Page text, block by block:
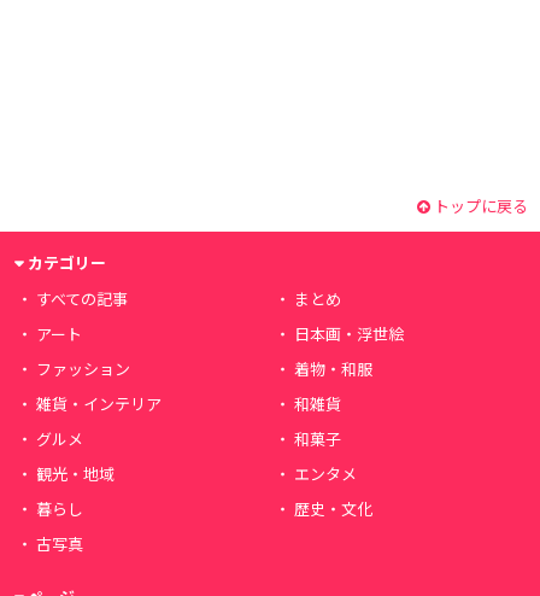
トップに戻る
カテゴリー
すべての記事
まとめ
アート
日本画・浮世絵
ファッション
着物・和服
雑貨・インテリア
和雑貨
グルメ
和菓子
観光・地域
エンタメ
暮らし
歴史・文化
古写真